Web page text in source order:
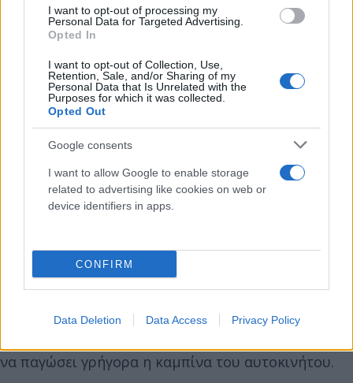
I want to opt-out of processing my
Personal Data for Targeted Advertising.
Opted In
I want to opt-out of Collection, Use,
Retention, Sale, and/or Sharing of my
Personal Data that Is Unrelated with the
Purposes for which it was collected.
Opted Out
Google consents
I want to allow Google to enable storage
related to advertising like cookies on web or
device identifiers in apps.
CONFIRM
Data Deletion Data Access Privacy Policy
καμπίνα πολύ πιο γρήγορα.
να παγώσει γρήγορα η καμπίνα του αυτοκινήτου.